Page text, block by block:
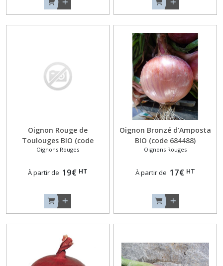
Oignon Rouge de
Toulouges BIO (code
684664)
Oignons Rouges
À partir de 19€ HT
Oignon Bronzé d'Amposta
BIO (code 684488)
Oignons Rouges
À partir de 17€ HT